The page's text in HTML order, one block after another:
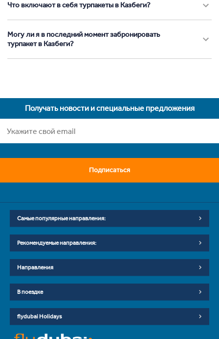
Что включают в себя турпакеты в Казбеги?
Могу ли я в последний момент забронировать
турпакет в Казбеги?
Получать новости и специальные предложения
Подписаться
Самые популярные направления:
Рекомендуемые направления:
Направления
В поездке
flydubai Holidays